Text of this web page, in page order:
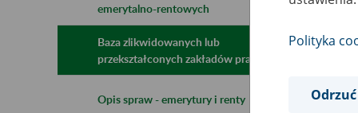
emerytalno-rentowych
Baza zlikwidowanych lub
przekształconych zakładów pracy
Opis spraw - emerytury i renty
Polityka